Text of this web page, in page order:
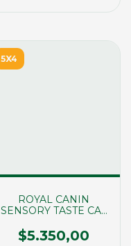
5X4
ROYAL CANIN
SENSORY TASTE CAT
(00297)
$5.350,00